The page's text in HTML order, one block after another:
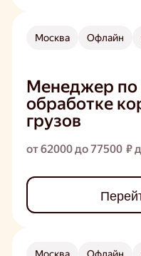
Москва Офлайн
Менеджер по
обработке
грузов
от 62000 до 77500 ₽